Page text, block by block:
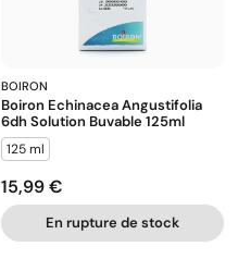
BOIRON
Boiron Echinacea Angustifolia
6dh Solution Buvable 125ml
125 ml
Prix
15,99 €
En rupture de stock